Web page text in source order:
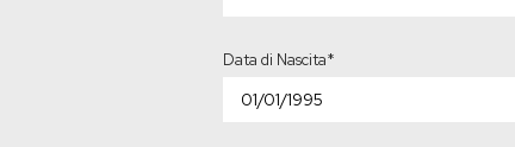
Data di Nascita*